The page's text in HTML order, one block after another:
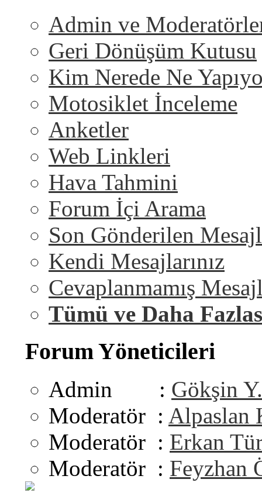
Admin ve
Geri Dönüşüm Kutusu
Kim Nerede Ne
Motosiklet İnceleme
Anketler
Web Linkleri
Hava Tahmini
Forum İçi Arama
Son Gönderilen
Kendi Mesajlarınız
Cevaplanmamış
Tümü ve Daha
Forum Yöneticileri
Admin : Gökşin
Moderatör : Alpaslan
Moderatör : Erkan
Moderatör : Feyzhan